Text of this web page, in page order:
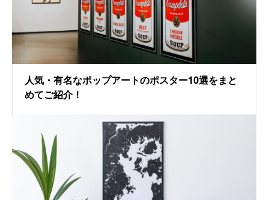
人気・有名なポップアートのポスター10選をまと
めてご紹介！